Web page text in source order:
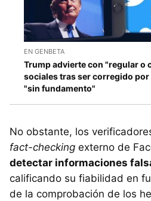
EN GENBETA
Trump advierte con "regular o
sociales tras ser corregido
"sin fundamento"
No obstante, los
fact-checking externo de
detectar informaciones
calificando su fiabilidad en
de la comprobación de los